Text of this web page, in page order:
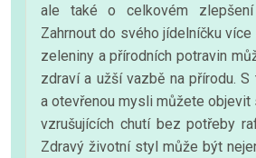
ale také o celkovém
Zahrnout do svého jídelníčku
zeleniny a přírodních potravin
zdraví a užší vazbě na přírodu.
a otevřenou mysli můžete objevit
vzrušujících chutí bez potřeby
Zdravý životní styl může být